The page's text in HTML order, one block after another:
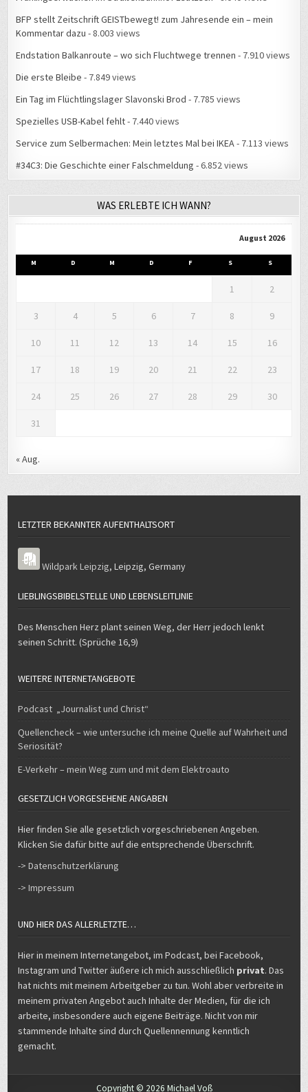
BFP stellt Zeitschrift GEISTbewegt! zum Jahresende ein – mein
Kommentar dazu- 8.003 views
Endstation Balkanroute – wo sich Fluchtwege trennen
Die erste Bleibe- 7.849 views
Ein Tag im Flüchtlingslager Slavonski Brod
Spezielles USB-Kabel fehlt- 7.440 views
Service zum Selbermachen: Mein letztes Mal bei IKEA
#34C3: Die Geschichte einer Falschmeldung- 6.852 views
August 2026
1 2
Des Menschen Herz plant seinen Weg, der Herr jedoch lenkt
seinen Schritt. (Sprüche 16,9)
Podcast „Journalist und Christ“
Quellencheck – wie untersuche ich meine Quelle auf Wahrheit und
Seriosität?
Hier finden Sie alle gesetzlich vorgeschriebenen Angeben.
Klicken Sie dafür bitte auf die entsprechende Überschrift.
-> Datenschutzerklärung
-> Impressum
Hier in meinem Internetangebot, im Podcast, bei Facebook,
Instagram und Twitter äußere ich mich ausschließlichprivat
hat nichts mit meinem Arbeitgeber zu tun. Wohl aber verbreite in
meinem privaten Angebot auch Inhalte der Medien, für die ich
arbeite, insbesondere auch eigene Beiträge. Nicht von mir
stammende Inhalte sind durch Quellennennung kenntlich
gemacht.
Copyright © 2026 Michael Voß